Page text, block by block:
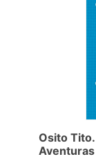
Osito
Aventuras